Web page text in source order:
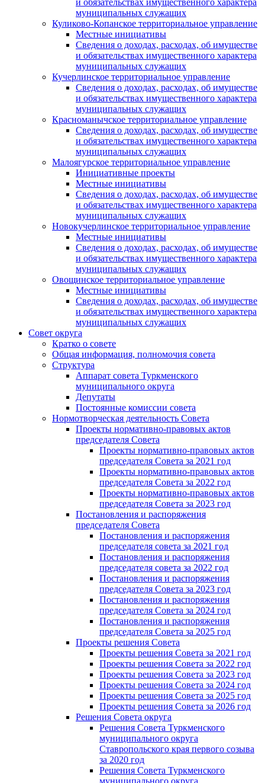
муниципальных служащих
Куликово-Копанское территориальное управление
Местные инициативы
Сведения о доходах, расходах, об имуществе
и обязательствах имущественного характера
муниципальных служащих
Кучерлинское территориальное управление
Сведения о доходах, расходах, об имуществе
и обязательствах имущественного характера
муниципальных служащих
Красноманычское территориальное управление
Сведения о доходах, расходах, об имуществе
и обязательствах имущественного характера
муниципальных служащих
Малоягурское территориальное управление
Инициативные проекты
Местные инициативы
Сведения о доходах, расходах, об имуществе
и обязательствах имущественного характера
муниципальных служащих
Новокучерлинское территориальное управление
Местные инициативы
Сведения о доходах, расходах, об имуществе
и обязательствах имущественного характера
муниципальных служащих
Овощинское территориальное управление
Местные инициативы
Сведения о доходах, расходах, об имуществе
и обязательствах имущественного характера
муниципальных служащих
Совет округа
Кратко о совете
Общая информация, полномочия совета
Структура
Аппарат совета Туркменского
муниципального округа
Депутаты
Постоянные комиссии совета
Нормотворческая деятельность Совета
Проекты нормативно-правовых актов
председателя Cовета
Проекты нормативно-правовых актов
председателя Cовета за 2021 год
Проекты нормативно-правовых актов
председателя Cовета за 2022 год
Проекты нормативно-правовых актов
председателя Cовета за 2023 год
Постановления и распоряжения
председателя Cовета
Постановления и распоряжения
председателя совета за 2021 год
Постановления и распоряжения
председателя совета за 2022 год
Постановления и распоряжения
председателя Cовета за 2023 год
Постановления и распоряжения
председателя Cовета за 2024 год
Постановления и распоряжения
председателя Cовета за 2025 год
Проекты решения Cовета
Проекты решения Совета за 2021 год
Проекты решения Совета за 2022 год
Проекты решения Cовета за 2023 год
Проекты решения Совета за 2024 год
Проекты решения Совета за 2025 год
Проекты решения Совета за 2026 год
Решения Совета округа
Решения Совета Туркменского
муниципального округа
Ставропольского края первого созыва
за 2020 год
Решения Совета Туркменского
муниципального округа